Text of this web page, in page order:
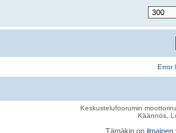
Error
Keskustelufoorumin
Käännös,
Tämäkin on ilmainen